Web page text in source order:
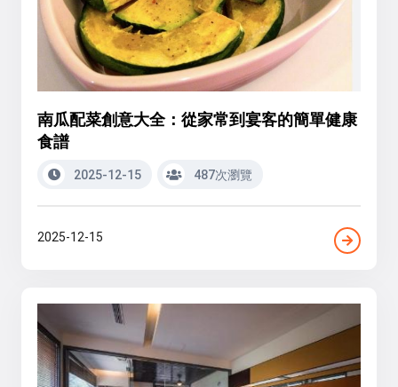
南瓜配菜創意大全：從家常到宴客的簡單健康
食譜
2025-12-15 487次瀏覽
2025-12-15